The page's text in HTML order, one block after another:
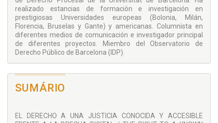
Una obra escrita hoy, pero pensando en un futuro inmediato
y que, a buen seguro, puede resultar útil a los estudiosos de
las diferentes ramas del Derecho, así como también a
aquellos profesionales jurídicos (abogados, procuradores,
jueces y magistrados, fiscales y letrados de la administración
de justicia) que deberán manejarse ante un nuevo escenario
de “robotización judicial”, no exento de ciertos riesgos de
“deshumanización”.
realizado estancias de formación e investigación en
prestigiosas Universidades europeas (Bolonia, Milán,
Florencia, Bruselas y Gante) y americanas. Columnista en
diferentes medios de comunicación e investigador principal
de diferentes proyectos. Miembro del Observatorio de
Derecho Público de Barcelona (IDP).
Coordinador
Magistrado. Doctor en Derecho. Doctor Honoris Causa. Ex
Internacional. Profesor de Derecho Procesal de la
SUMÁRIO
EL DERECHO A UNA JUSTICIA CONOCIDA Y ACCESIBLE